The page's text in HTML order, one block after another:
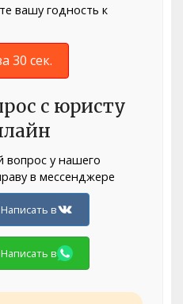
вашу годность к
30 сек.
с юристу
вопрос у нашего
в мессенджере
Написать в
Написать в